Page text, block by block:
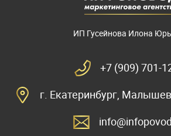
ИП Гусейнова Илона
+7 (909) 701-
г. Екатеринбург,